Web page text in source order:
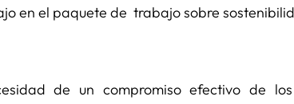
en el paquete de trabajo sobre
de un compromiso efectivo de